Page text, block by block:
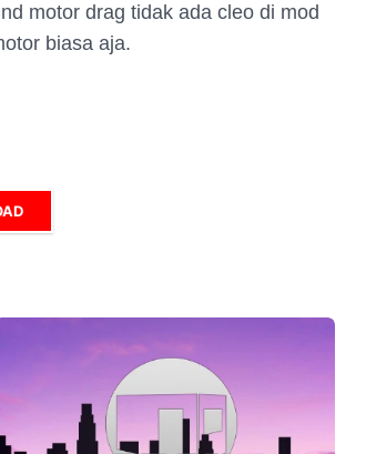
motor drag tidak ada cleo di mod
biasa aja.